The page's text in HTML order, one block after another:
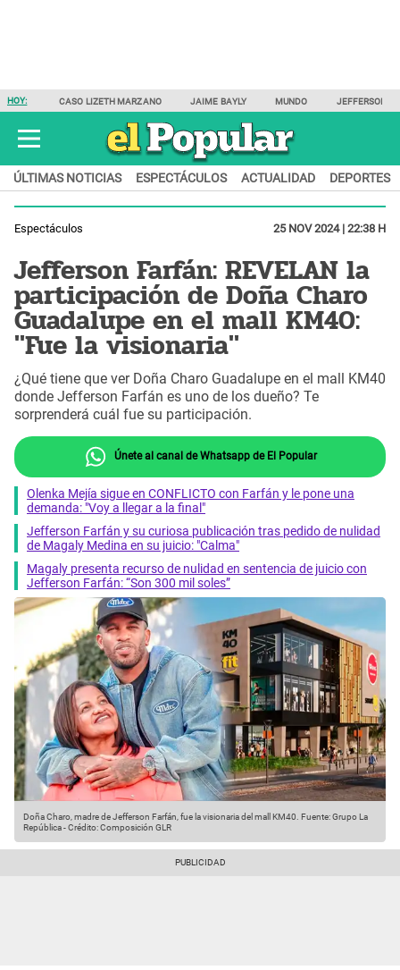
HOY: CASO LIZETH MARZANO JAIME BAYLY MUNDO JEFFERSON
ÚLTIMAS NOTICIAS ESPECTÁCULOS ACTUALIDAD DEPORTES
Espectáculos 25 NOV 2024 | 22:38 H
Jefferson Farfán: REVELAN la
participación de Doña Charo
Guadalupe en el mall KM40:
"Fue la visionaria"
¿Qué tiene que ver Doña Charo Guadalupe en el mall KM40
donde Jefferson Farfán es uno de los dueño? Te
sorprenderá cuál fue su participación.
Únete al canal de Whatsapp de El Popular
Olenka Mejía sigue en CONFLICTO con Farfán y le pone una
demanda: "Voy a llegar a la final"
Jefferson Farfán y su curiosa publicación tras pedido de nulidad
de Magaly Medina en su juicio: "Calma"
Magaly presenta recurso de nulidad en sentencia de juicio con
Jefferson Farfán: “Son 300 mil soles”
Doña Charo, madre de Jefferson Farfán, fue la visionaria del mall KM40. Fuente: Grupo La
República-Crédito: Composición GLR